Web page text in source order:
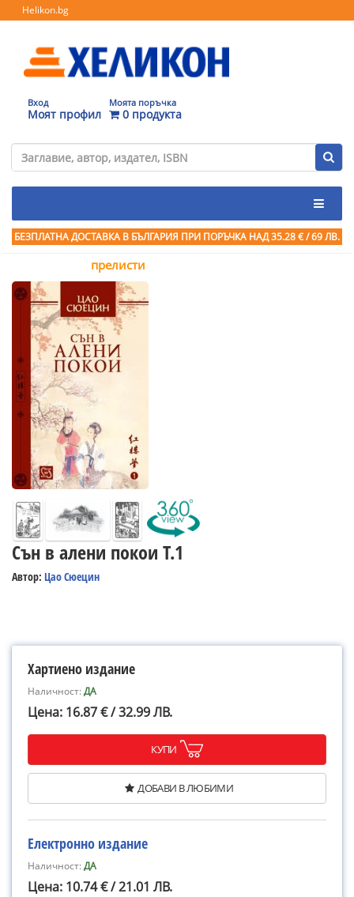
Helikon.bg
Вход
Моят профил
Моята поръчка
0 продукта
БЕЗПЛАТНА ДОСТАВКА В БЪЛГАРИЯ ПРИ ПОРЪЧКА НАД 35.28 € / 69 ЛВ.
прелисти
Сън в алени покои Т.1
Автор: Цао Сюецин
Хартиено издание
Наличност:ДА
Цена: 16.87 € / 32.99 ЛВ.
КУПИ
ДОБАВИ В ЛЮБИМИ
Електронно издание
Наличност:ДА
Цена: 10.74 € / 21.01 ЛВ.